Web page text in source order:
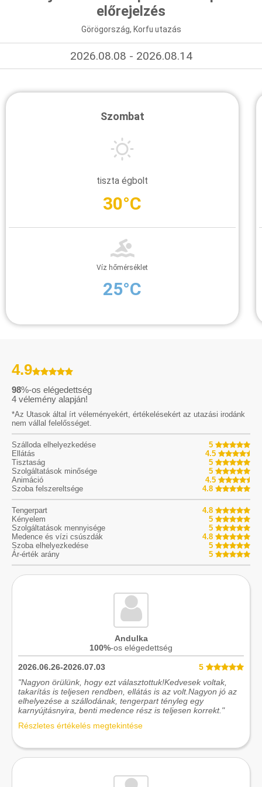
előrejelzés
Görögország, Korfu utazás
2026.08.08 - 2026.08.14
Szombat
tiszta égbolt
30°C
Víz hőmérséklet
25°C
4.9
98%-os elégedettség
4 vélemény alapján!
*Az Utasok által írt véleményekért, értékelésekért az utazási irodánk
nem vállal felelősséget.
Szálloda elhelyezkedése
5
Ellátás
4.5
Tisztaság
5
Szolgáltatások minősége
5
Animáció
4.5
Szoba felszereltsége
4.8
Tengerpart
4.8
Kényelem
5
Szolgáltatások mennyisége
5
Medence és vízi csúszdák
4.8
Szoba elhelyezkedése
5
Ár-érték arány
5
Andulka
100%-os elégedettség
2026.06.26-2026.07.03
5
"Nagyon örülünk, hogy ezt választottuk!Kedvesek voltak,
takarítás is teljesen rendben, ellátás is az volt.Nagyon jó az
elhelyezése a szállodának, tengerpart tényleg egy
karnyújtásnyira, benti medence rész is teljesen korrekt."
Részletes értékelés megtekintése